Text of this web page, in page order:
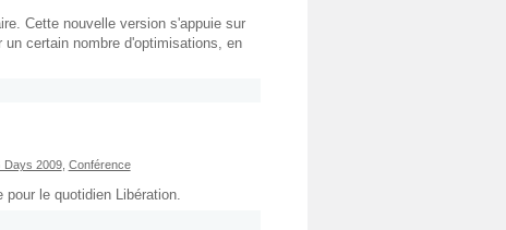
Cette nouvelle version s'appuie sur
certain nombre d'optimisations, en
Days 2009, Conférence
le quotidien Libération.